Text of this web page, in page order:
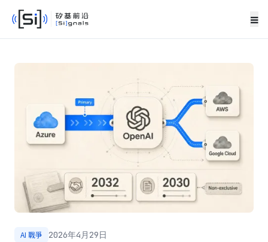
≡
AI 戰爭 2026年4月29日